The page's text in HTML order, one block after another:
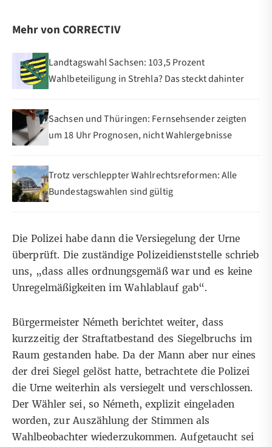
Mehr von CORRECTIV
Landtagswahl Sachsen: 103,5 Prozent
Wahlbeteiligung in Strehla? Das steckt dahinter
Sachsen und Thüringen: Fernsehsender zeigten
um 18 Uhr Prognosen, nicht Wahlergebnisse
Trotz verschleppter Wahlrechtsreformen: Alle
Bundestagswahlen sind gültig
Die Polizei habe dann die Versiegelung der Urne
überprüft. Die zuständige Polizeidienststelle schrieb
uns, „dass alles ordnungsgemäß war und es keine
Unregelmäßigkeiten im Wahlablauf gab“.
Bürgermeister Németh berichtet weiter, dass
kurzzeitig der Straftatbestand des Siegelbruchs im
Raum gestanden habe. Da der Mann aber nur eines
der drei Siegel gelöst hatte, betrachtete die Polizei
die Urne weiterhin als versiegelt und verschlossen.
Der Wähler sei, so Németh, explizit eingeladen
worden, zur Auszählung der Stimmen als
Wahlbeobachter wiederzukommen. Aufgetaucht sei